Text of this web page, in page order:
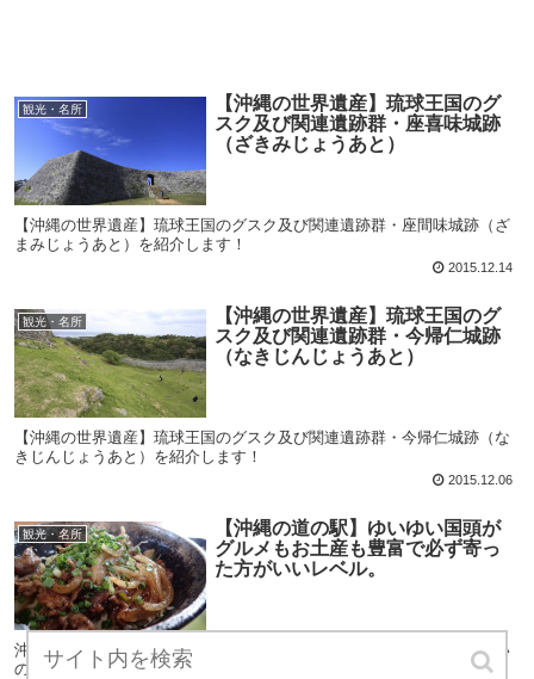
観光・名所
【沖縄の世界遺産】琉球王国のグ
スク及び関連遺跡群・座喜味城跡
（ざきみじょうあと）
【沖縄の世界遺産】琉球王国のグスク及び関連遺跡群・座間味城跡（ざ
まみじょうあと）を紹介します！
2015.12.14
観光・名所
【沖縄の世界遺産】琉球王国のグ
スク及び関連遺跡群・今帰仁城跡
（なきじんじょうあと）
【沖縄の世界遺産】琉球王国のグスク及び関連遺跡群・今帰仁城跡（な
きじんじょうあと）を紹介します！
2015.12.06
観光・名所
【沖縄の道の駅】ゆいゆい国頭が
グルメもお土産も豊富で必ず寄っ
た方がいいレベル。
沖縄県に８つある道の駅の中の１つ「ゆいゆい国頭」を紹介！ここのい
のぶた丼が最高に美味しかったです。